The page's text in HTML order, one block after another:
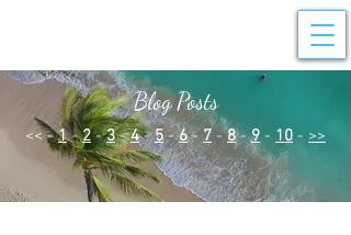
Blog Posts
<< - 1 - 2-3 -4 -5-6- 7 -8 - 9 - 10 - >>